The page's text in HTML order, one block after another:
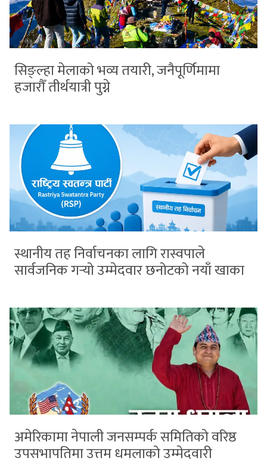
सिङ्ल्हा मेलाको भव्य तयारी, जनैपूर्णिमामा
हजारौँ तीर्थयात्री पुग्ने
स्थानीय तह निर्वाचनका लागि रास्वपाले
सार्वजनिक गर्‍यो उम्मेदवार छनोटको नयाँ खाका
अमेरिकामा नेपाली जनसम्पर्क समितिको वरिष्ठ
उपसभापतिमा उत्तम धमलाको उम्मेदवारी